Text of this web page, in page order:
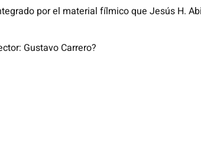
por el material fílmico que Jesús H.
Gustavo Carrero?